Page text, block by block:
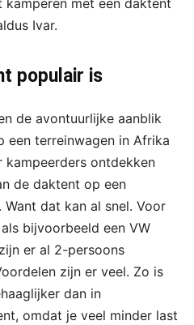
kamperen met een daktent
Ivar.
populair is
de avontuurlijke aanblik
een terreinwagen in Afrika
kampeerders ontdekken
de daktent op een
dat kan al snel. Voor
bijvoorbeeld een VW
er al 2-persoons
zijn er veel. Zo is
dan in
omdat je veel minder last